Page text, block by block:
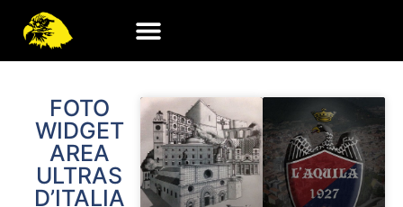
FOTO
WIDGET
AREA
ULTRAS
D’ITALIA